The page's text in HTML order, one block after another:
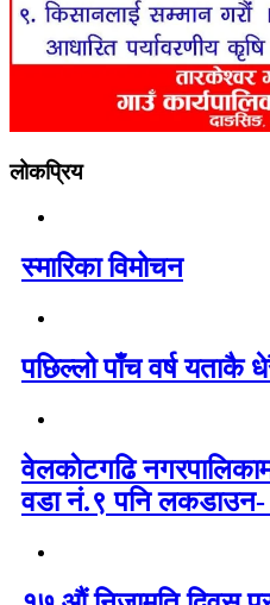
लोकप्रिय
स्मारिका विमोचन
पछिल्लो पाँच वर्ष यताकै
वेलकाेटगढि
वडा नं.९ पनि